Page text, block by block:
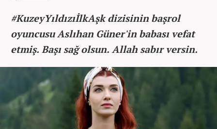
#KuzeyYıldızıİlkAşk dizisinin başrol
oyuncusu Aslıhan Güner'in babası vefat
etmiş. Başı sağ olsun. Allah sabır versin.